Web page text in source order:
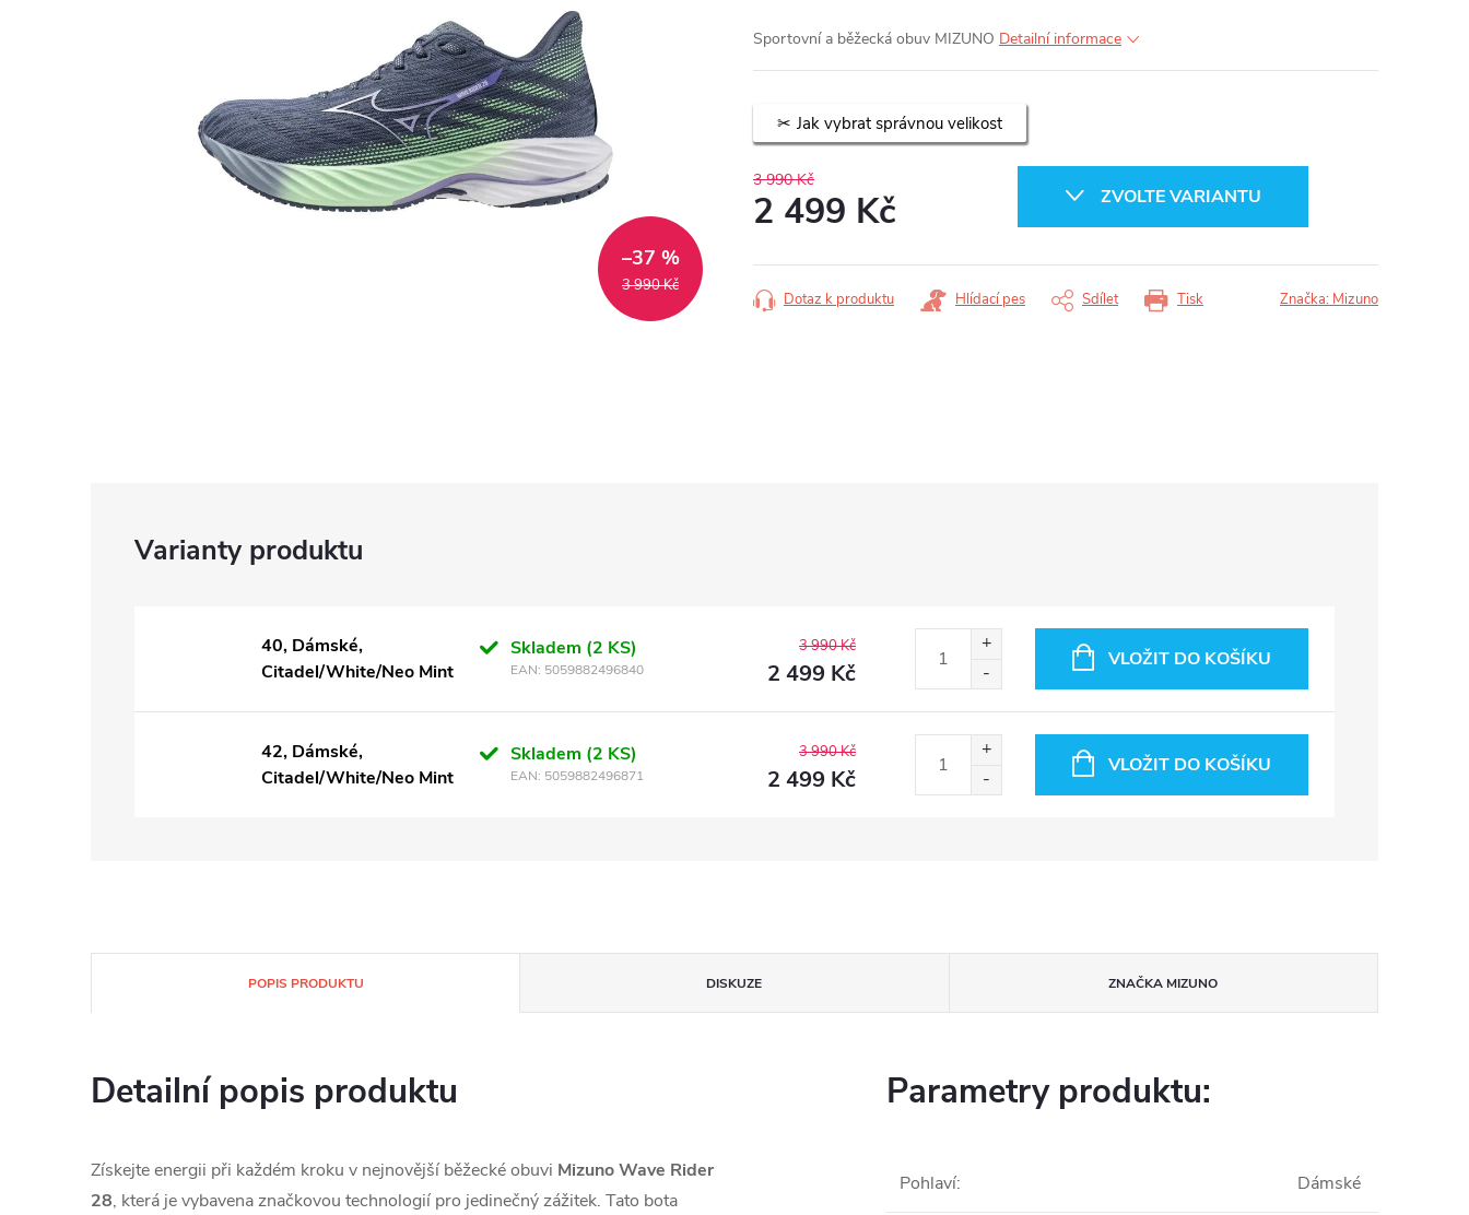
3 990 Kč
–37 %
Sportovní a běžecká obuv MIZUNO Detailní informace
Jak vybrat správnou velikost
3 990 Kč
2 499 Kč
cena:
ZVOLTE VARIANTU
Tisk
Dotaz k produktu Hlídací pes Sdílet Značka: Mizuno
40, Dámské,
Citadel/White/Neo Mint
Skladem (2 KS)
EAN: 5059882496840
3 990 Kč
2 499 Kč VLOŽIT DO KOŠÍKU
42, Dámské,
Citadel/White/Neo Mint
Skladem (2 KS)
EAN: 5059882496871
3 990 Kč
2 499 Kč VLOŽIT DO KOŠÍKU
POPIS PRODUKTU DISKUZE ZNAČKA MIZUNO
Detailní popis produktu
Získejte energii při každém kroku v nejnovější běžecké obuvi Mizuno Wave Rider
28, která je vybavena značkovou technologií pro jedinečný zážitek. Tato bota
Parametry produktu:
Pohlaví: Dámské